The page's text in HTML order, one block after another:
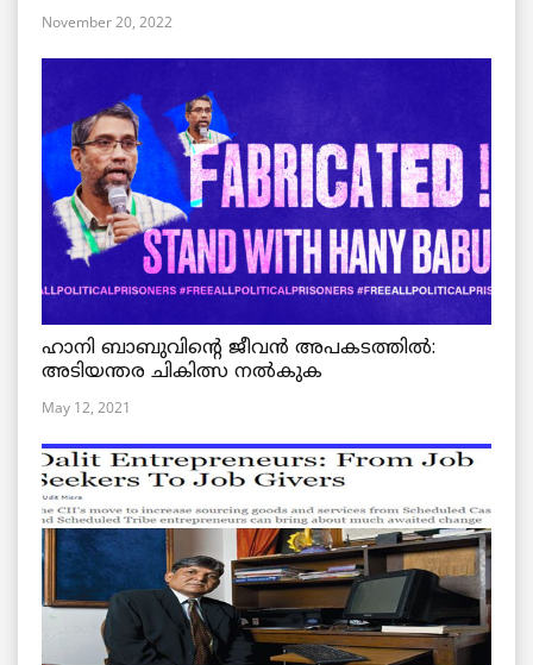
November 20, 2022
ഹാനി ബാബുവിന്റെ ജീവൻ അപകടത്തിൽ:
അടിയന്തര ചികിത്സ നൽകുക
May 12, 2021